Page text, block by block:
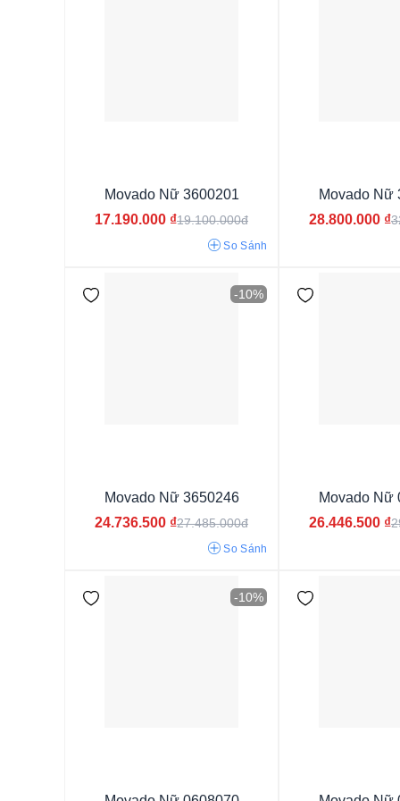
9mm 10mm 7.5mm 7mm 6mm
6.8mm 7.2mm 7.3mm 6.4mm 9.6 mm
Movado Nữ 3600201
17.190.000 ₫19.100.000đ
So Sánh
Movado Nữ
28.800.000 ₫
-10%
Movado Nữ 3650246
24.736.500 ₫27.485.000đ
So Sánh
Movado Nữ
26.446.500 ₫
-10%